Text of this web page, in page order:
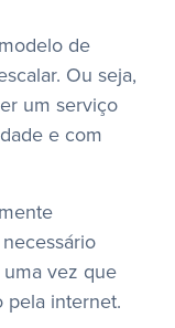
de
Ou seja,
um serviço
e com
vez que
pela internet.